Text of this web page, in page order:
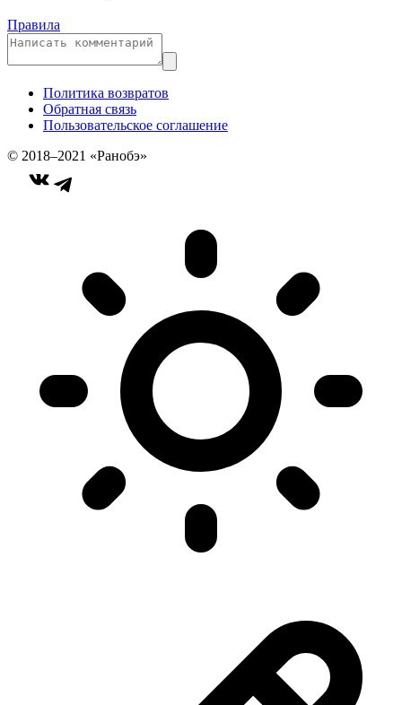
Правила
Политика возвратов
Обратная связь
Пользовательское соглашение
© 2018–2021 «Ранобэ»